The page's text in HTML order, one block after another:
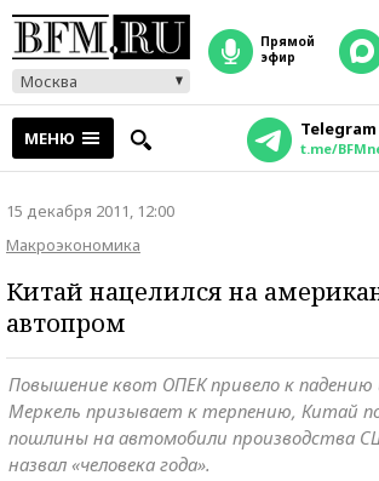
Москва
прямой
эфир
МЕНЮ Telegram
t.me/
15 декабря 2011, 12:00
Макроэкономика
Китай нацелился на
автопром
Повышение квот ОПЕК привело к падению
Меркель призывает к терпению, Китай
пошлины на автомобили производства
назвал «человека года».